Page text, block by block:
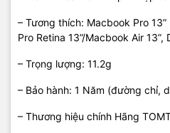
– Tương thích: Macbook Pro
Pro Retina 13”/Macbook Air 13”,
– Trọng lượng: 11.2g
– Bảo hành: 1 Năm (đường chỉ,
– Thương hiệu chính Hãng